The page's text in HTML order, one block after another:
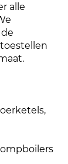
alle